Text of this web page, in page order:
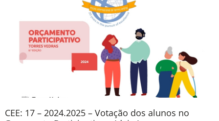
CEE: 17 – 2024.2025 – Votação dos alunos no